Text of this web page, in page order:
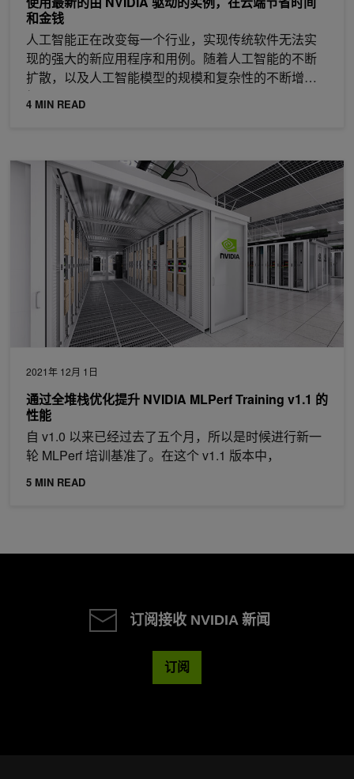
和金钱
人工智能正在改变每一个行业，实现传统软件无法实
现的强大的新应用程序和用例。随着人工智能的不断
扩散，以及人工智能模型的规模和复杂性的不断增
加，
4 MIN READ
2021年 12月 1日
通过全堆栈优化提升 NVIDIA MLPerf Training v1.1 的
性能
自 v1.0 以来已经过去了五个月，所以是时候进行新一
轮 MLPerf 培训基准了。在这个 v1.1 版本中，
5 MIN READ
通过全堆栈优化提升 NVIDIA MLPerf Training v1.1 的性能
订阅接收 NVIDIA 新闻
订阅